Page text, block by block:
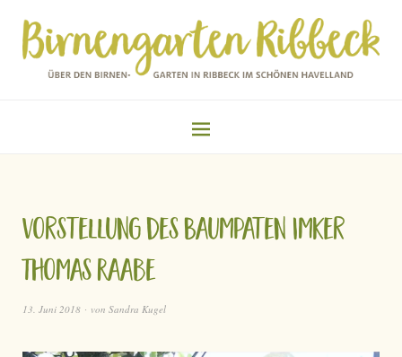
Vorstellung des Baumpaten Imker
Thomas Raabe
13. Juni 2018 von Sandra Kugel